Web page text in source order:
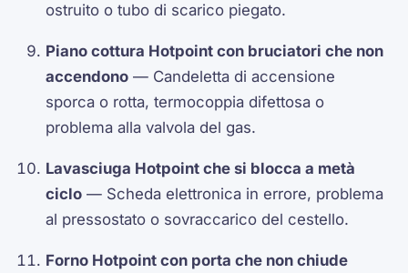
ostruito o tubo di scarico piegato.
Piano cottura Hotpoint con bruciatori che non
accendono — Candeletta di accensione
sporca o rotta, termocoppia difettosa o
problema alla valvola del gas.
Lavasciuga Hotpoint che si blocca a metà
ciclo — Scheda elettronica in errore, problema
al pressostato o sovraccarico del cestello.
Forno Hotpoint con porta che non chiude